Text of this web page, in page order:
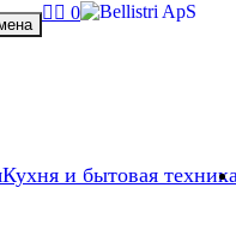
Кухня и бытовая техника
  0